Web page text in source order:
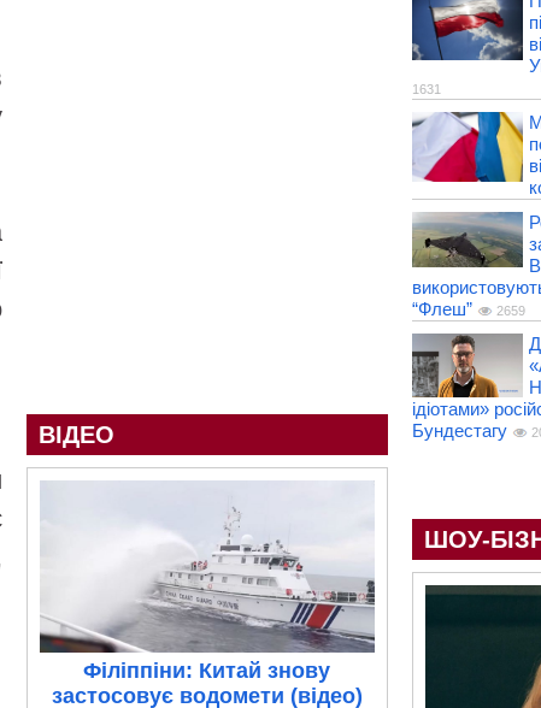
ВІДЕО
Філіппіни: Китай знову
застосовує водомети (відео)
1631
“Флеш”
2659
ідіотами»
Бундестагу
ШОУ-